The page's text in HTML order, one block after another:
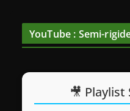
o
YouTube : Semi-
🎥